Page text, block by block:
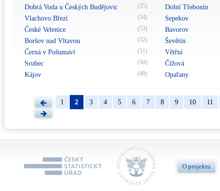
Dobrá Voda u Českých Budějovic (55)
Vlachovo Březí (54)
České Velenice (53)
Boršov nad Vltavou (52)
Černá v Pošumaví (51)
Srubec (50)
Kájov (49)
Dolní Třebonín
Sepekov
Bavorov
Ševětín
Větřní
Čížová
Opařany
1 2 3 4 5 6 7 8 9 10 11
O projektu